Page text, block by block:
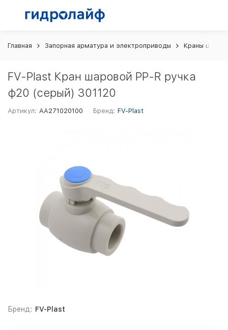
Главная Запорная арматура и электроприводы Краны
FV-Plast Кран шаровой PP-R ручка
ф20 (серый) 301120
Артикул: AA271020100 Бренд: FV-Plast
Бренд: FV-Plast